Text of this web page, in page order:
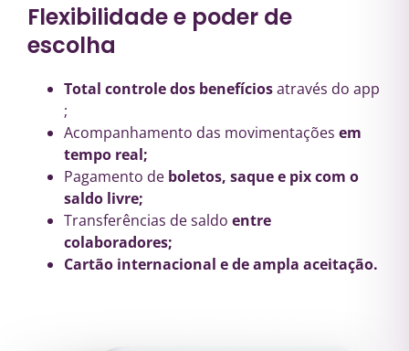
Flexibilidade e poder de
escolha
Total controle dos benefíciosatravés do app​
;
Acompanhamento das movimentações em
tempo real;​
Pagamento de boletos, saque e pix com o
saldo livre;​
Transferências de saldo entre
colaboradores;
Cartão internacional e de ampla aceitação.